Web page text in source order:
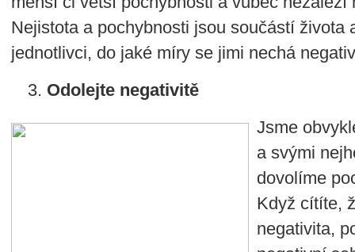
Nejistota a pochybnosti jsou součástí života
jednotlivci, do jaké míry se jimi nechá
Odolejte negativitě
Jsme
a svými
dovolíme
Když cítíte,
negativita,